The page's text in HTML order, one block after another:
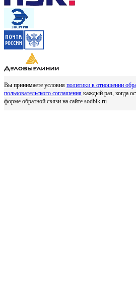
Вы принимаете условия политики в отношении
пользовательского соглашения каждый раз, когда
форме обратной связи на сайте sodbik.ru